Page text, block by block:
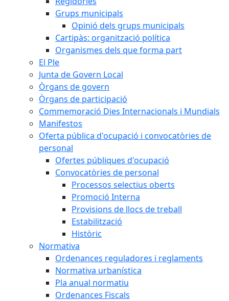
Grups municipals
Opinió dels grups municipals
Cartipàs: organització política
Organismes dels que forma part
El Ple
Junta de Govern Local
Òrgans de govern
Òrgans de participació
Commemoració Dies Internacionals i Mundials
Manifestos
Oferta pública d'ocupació i convocatòries de
personal
Ofertes públiques d'ocupació
Convocatòries de personal
Processos selectius oberts
Promoció Interna
Provisions de llocs de treball
Estabilització
Històric
Normativa
Ordenances reguladores i reglaments
Normativa urbanística
Pla anual normatiu
Ordenances Fiscals